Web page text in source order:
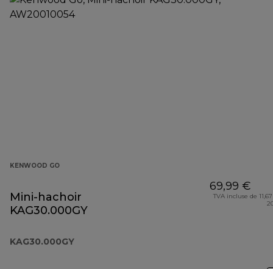
KENWOOD GO
Mini-hachoir
KAG30.000GY
KAG30.000GY
69,99 €
TVA incluse de